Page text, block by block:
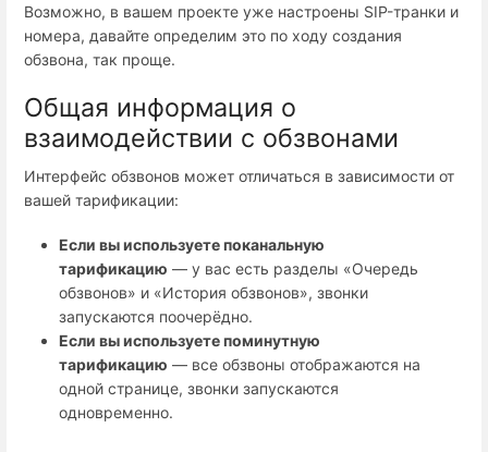
Возможно, в вашем проекте уже настроены SIP-транки и
номера, давайте определим это по ходу создания
обзвона, так проще.
Общая информация о
взаимодействии с обзвонами
Интерфейс обзвонов может отличаться в зависимости от
вашей тарификации:
Если вы используете поканальную
тарификацию — у вас есть разделы «Очередь
обзвонов» и «История обзвонов», звонки
запускаются поочерёдно.
Если вы используете поминутную
тарификацию — все обзвоны отображаются на
одной странице, звонки запускаются
одновременно.